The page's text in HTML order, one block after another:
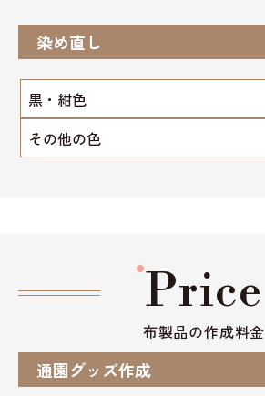
染め直し
黒・紺色
その他の色
Price
布製品の作成料金
通園グッズ作成